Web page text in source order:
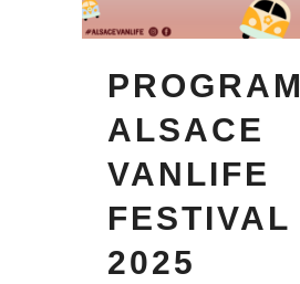
ALSACE
VANLIFE
FESTIVAL
2025